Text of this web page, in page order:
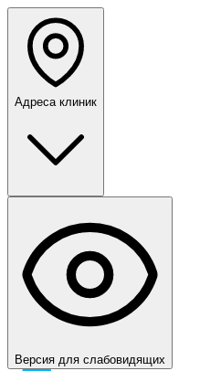
Адреса клиник
Версия для слабовидящих